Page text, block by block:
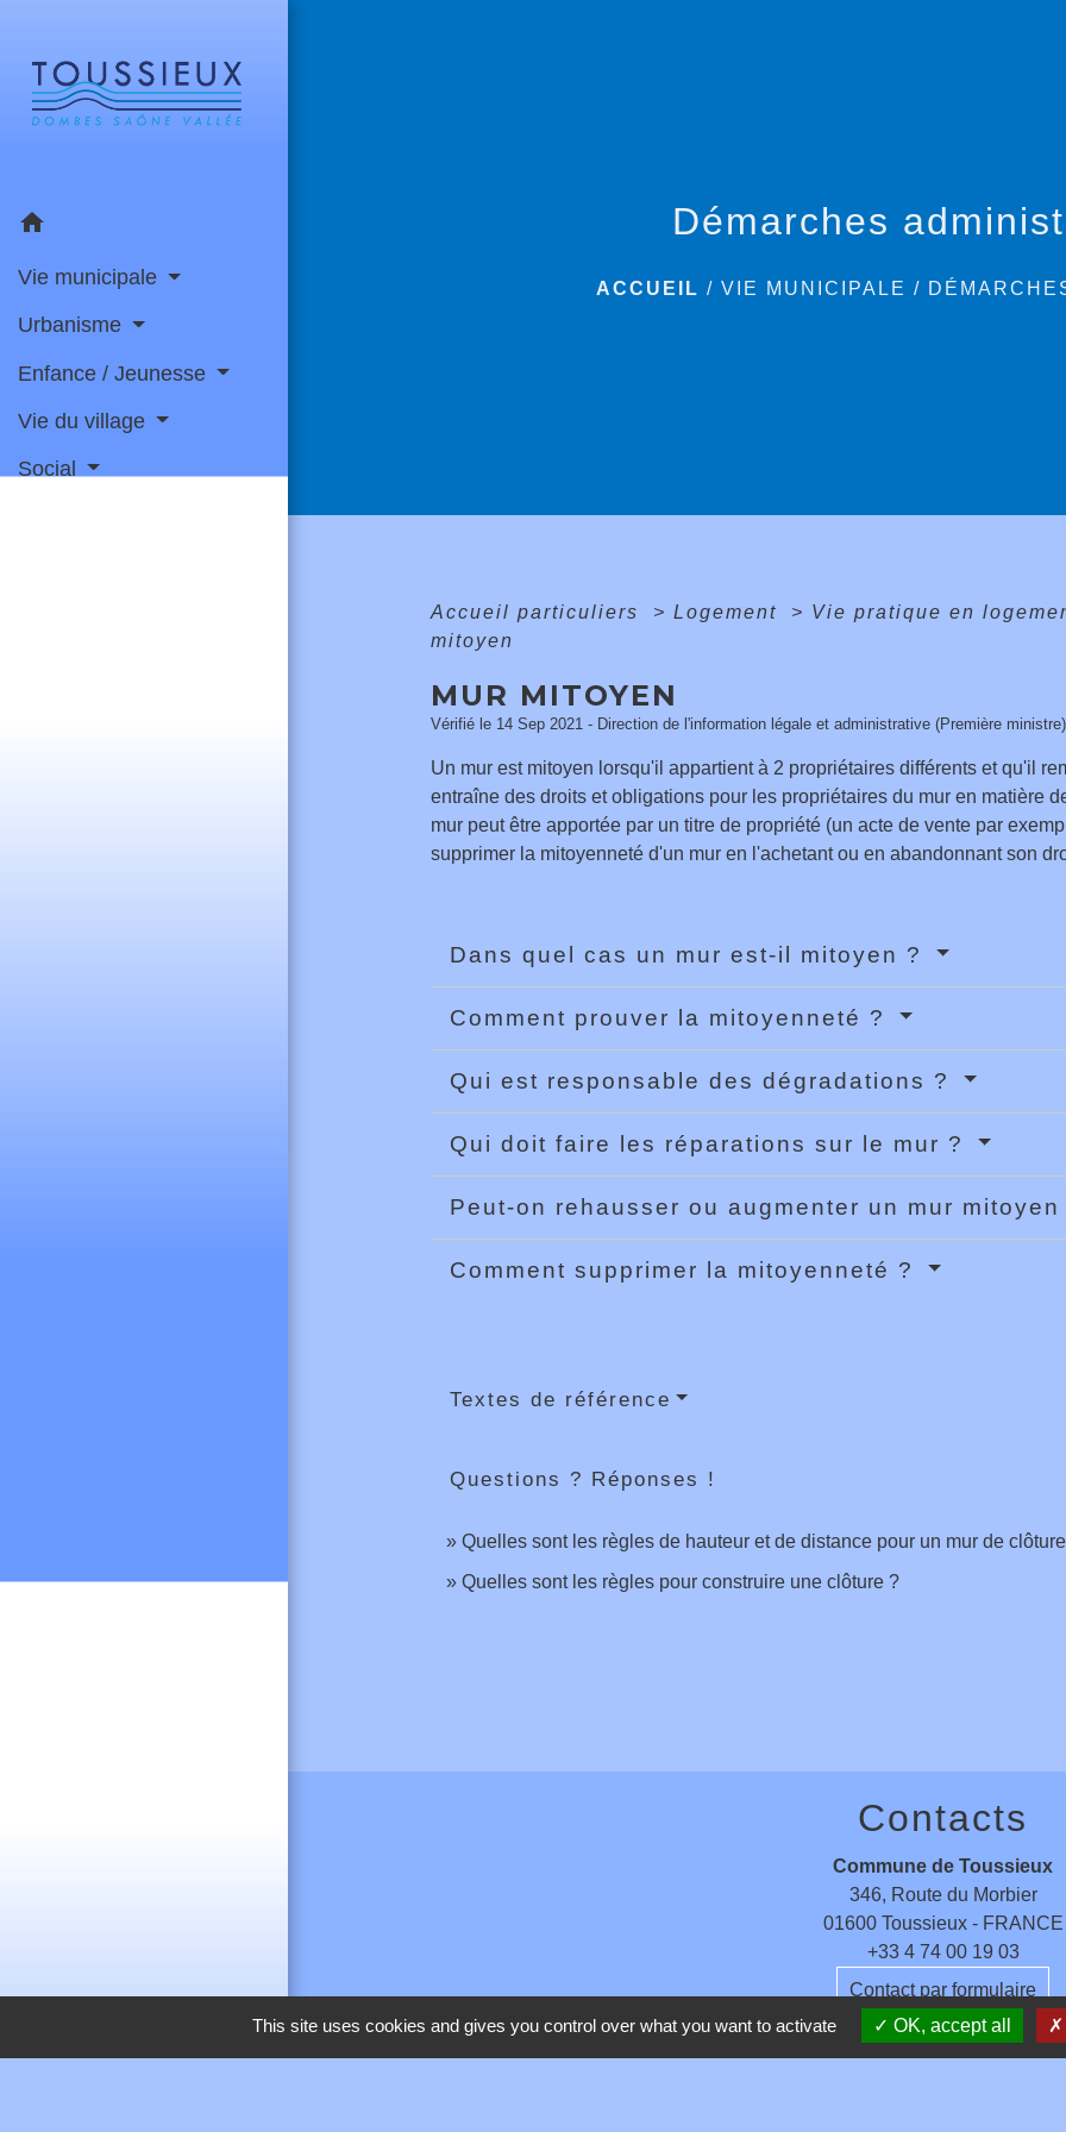
home
Vie municipale
Urbanisme
Enfance / Jeunesse
Vie du village
Social
Démarches
ACCUEIL /VIE MUNICIPALE /
Accueil particuliers > Logement > Vie pratique en
mitoyen
MUR MITOYEN
Vérifié le 14 Sep 2021 - Direction de l'information légale et administrative (Première ministre)
Un mur est mitoyen lorsqu'il appartient à 2 propriétaires différents et qu'il
entraîne des droits et obligations pour les propriétaires du mur en matière
mur peut être apportée par un titre de propriété (un acte de vente par
supprimer la mitoyenneté d'un mur en l'achetant ou en abandonnant son
Dans quel cas un mur est-il mitoyen ?
Comment prouver la mitoyenneté ?
Qui est responsable des dégradations ?
Qui doit faire les réparations sur le mur ?
Peut-on rehausser ou augmenter un mur
Comment supprimer la mitoyenneté ?
Textes de référence
Questions ? Réponses !
Quelles sont les règles de hauteur et de distance pour un mur de
Quelles sont les règles pour construire une clôture ?
Contacts
Commune de Toussieux
346, Route du Morbier
01600 Toussieux - FRANCE
+33 4 74 00 19 03
Contact par formulaire
This site uses cookies and gives you control over what you want to activate
OK, accept all